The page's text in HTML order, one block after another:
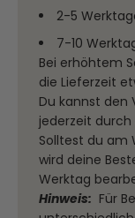
2-5
7-10
Bei erhöhtem
die Lieferzeit
Du kannst den
jederzeit durch
Solltest du am
wird deine
Werktag
Hinweis: Für